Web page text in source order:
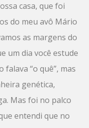
casa, que foi
do meu avô Mário
as margens do
um dia você estude
falava “o quê”, mas
genética,
Mas foi no palco
entendi que no